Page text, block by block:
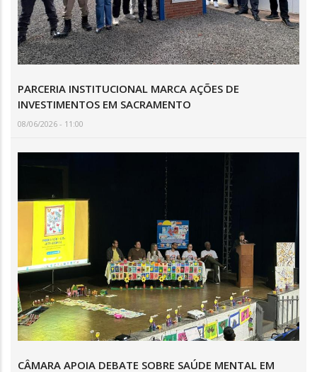
PARCERIA INSTITUCIONAL MARCA AÇÕES DE
INVESTIMENTOS EM SACRAMENTO
08/06/2026 - 11:00
CÂMARA APOIA DEBATE SOBRE SAÚDE MENTAL EM